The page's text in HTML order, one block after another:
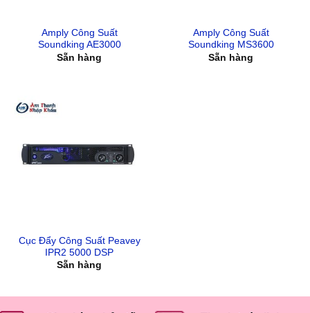
Amply Công Suất
Soundking AE3000
Sẵn hàng
Amply Công Suất
Soundking MS3600
Sẵn hàng
Cục Đẩy Cô​ng Suất Peavey
IPR2 5000 DSP
Sẵn hàng